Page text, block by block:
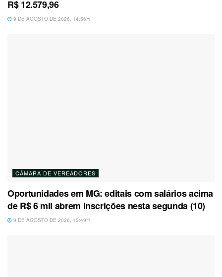
R$ 12.579,96
9 DE AGOSTO DE 2026, 14:56H
CÂMARA DE VEREADORES
Oportunidades em MG: editais com salários acima
de R$ 6 mil abrem inscrições nesta segunda (10)
9 DE AGOSTO DE 2026, 13:49H